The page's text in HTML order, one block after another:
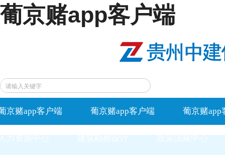
葡京赌app客户端
京赌app客户端 葡京赌app客户端 葡京赌app
力资源中心 建筑勘察设计 政策法规中心